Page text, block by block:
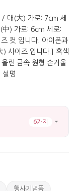
6가지
행사기념품